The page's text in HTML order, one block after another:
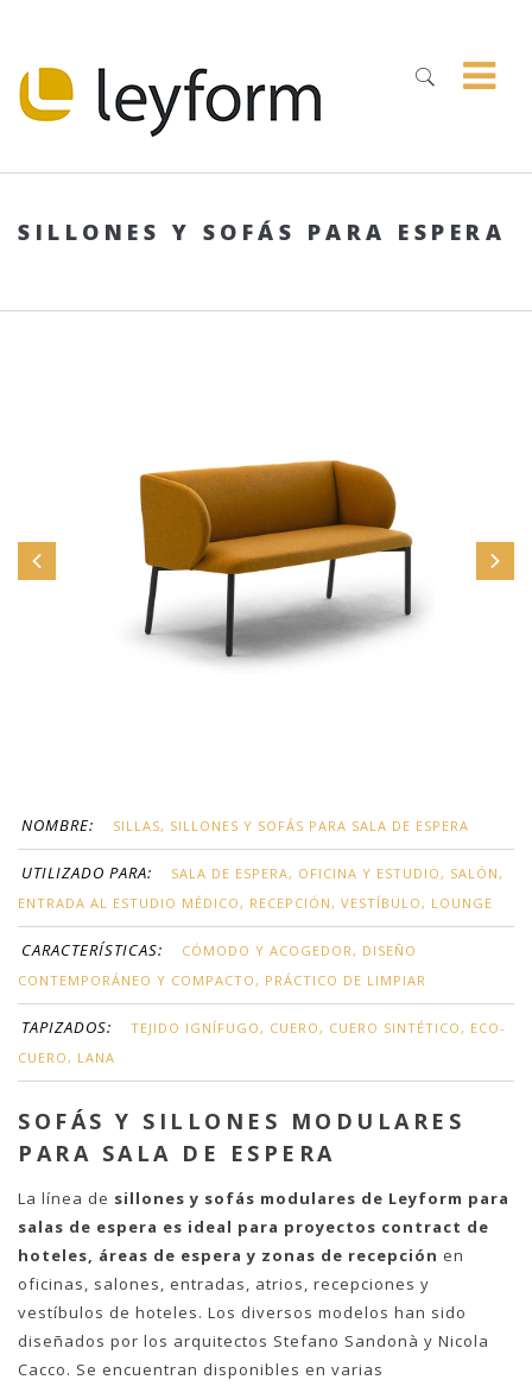
SILLONES Y SOFÁS PARA ESPERA
NOMBRE: SILLAS, SILLONES Y SOFÁS PARA SALA DE ESPERA
UTILIZADO PARA:
SALA DE ESPERA, OFICINA Y ESTUDIO, SALÓN,
ENTRADA AL ESTUDIO MÉDICO, RECEPCIÓN, VESTÍBULO, LOUNGE
CARACTERÍSTICAS:
CÓMODO Y ACOGEDOR, DISEÑO
CONTEMPORÁNEO Y COMPACTO, PRÁCTICO DE LIMPIAR
TAPIZADOS:
TEJIDO IGNÍFUGO, CUERO, CUERO SINTÉTICO, ECO-
CUERO, LANA
SOFÁS Y SILLONES MODULARES
PARA SALA DE ESPERA
La línea de sillones y sofás modulares de Leyform para
salas de espera es ideal para proyectos contract de
hoteles, áreas de espera y zonas de recepción en
oficinas, salones, entradas, atrios, recepciones y
vestíbulos de hoteles. Los diversos modelos han sido
diseñados por los arquitectos Stefano Sandonà y Nicola
Cacco. Se encuentran disponibles en varias